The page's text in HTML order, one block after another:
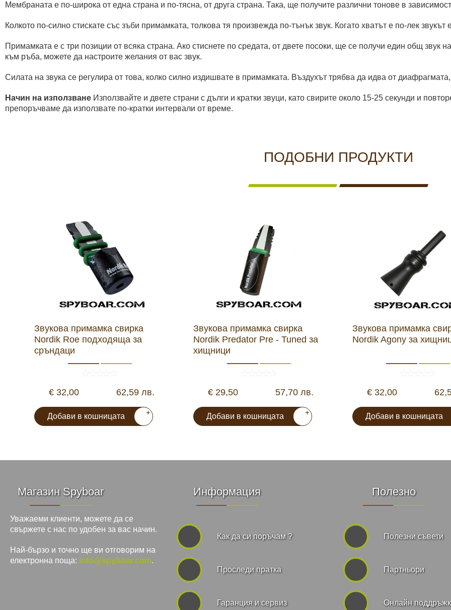
Мембраната е по-широка от една страна и по-тясна, от друга страна. Така, ще получите различни тонове в
Колкото по-силно стискате със зъби примамката, толкова тя произвежда по-тънък звук. Когато хватът е по-лек звукът
Примамката е с три позиции от всяка страна. Ако стиснете по средата, от двете посоки, ще се получи един общ звук
към ръба, можете да настроите желания от вас звук.
Силата на звука се регулира от това, колко силно издишвате в примамката. Въздухът трябва да идва от диафрагмата,
Начин на използване Използвайте и двете страни с дълги и кратки звуци, като свирите около 15-25 секунди и
препоръчваме да използвате по-кратки интервали от време.
ПОДОБНИ ПРОДУКТИ
Звукова примамка свирка
Nordik Roe подходяща за
сръндаци
€ 32,00 62,59 лв.
Добави в кошницата +
Звукова примамка свирка
Nordik Predator Pre - Tuned за
хищници
€ 29,50 57,70 лв.
Добави в кошницата +
Звукова примамка
Nordik Agony за
€ 32,00
Добави в кошницата
Магазин Spyboar
Уважаеми клиенти, можете да се
свържете с нас по удобен за вас начин.
Най-бързо и точно ще ви отговорим на
електронна поща: info@spyboar.com.
Информация
Как да си поръчам ?
Проследи пратка
Гаранция и сервиз
Полезно
Полезни съвети
Партньори
Онлайн